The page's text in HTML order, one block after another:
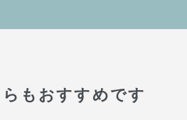
もおすすめです